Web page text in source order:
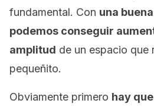
fundamental. Con una
podemos conseguir
amplitud de un espacio que
pequeñito.
Obviamente primero hay